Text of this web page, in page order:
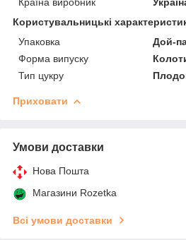
Користувальницькі
Упаковка
Дой-
Форма випуску
Тип цукру
Приховати
Умови доставки
Нова Пошта
Магазини Rozetka
Всі умови доставки